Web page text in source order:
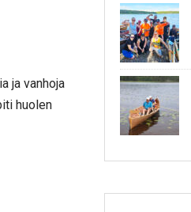
ja vanhoja
huolen